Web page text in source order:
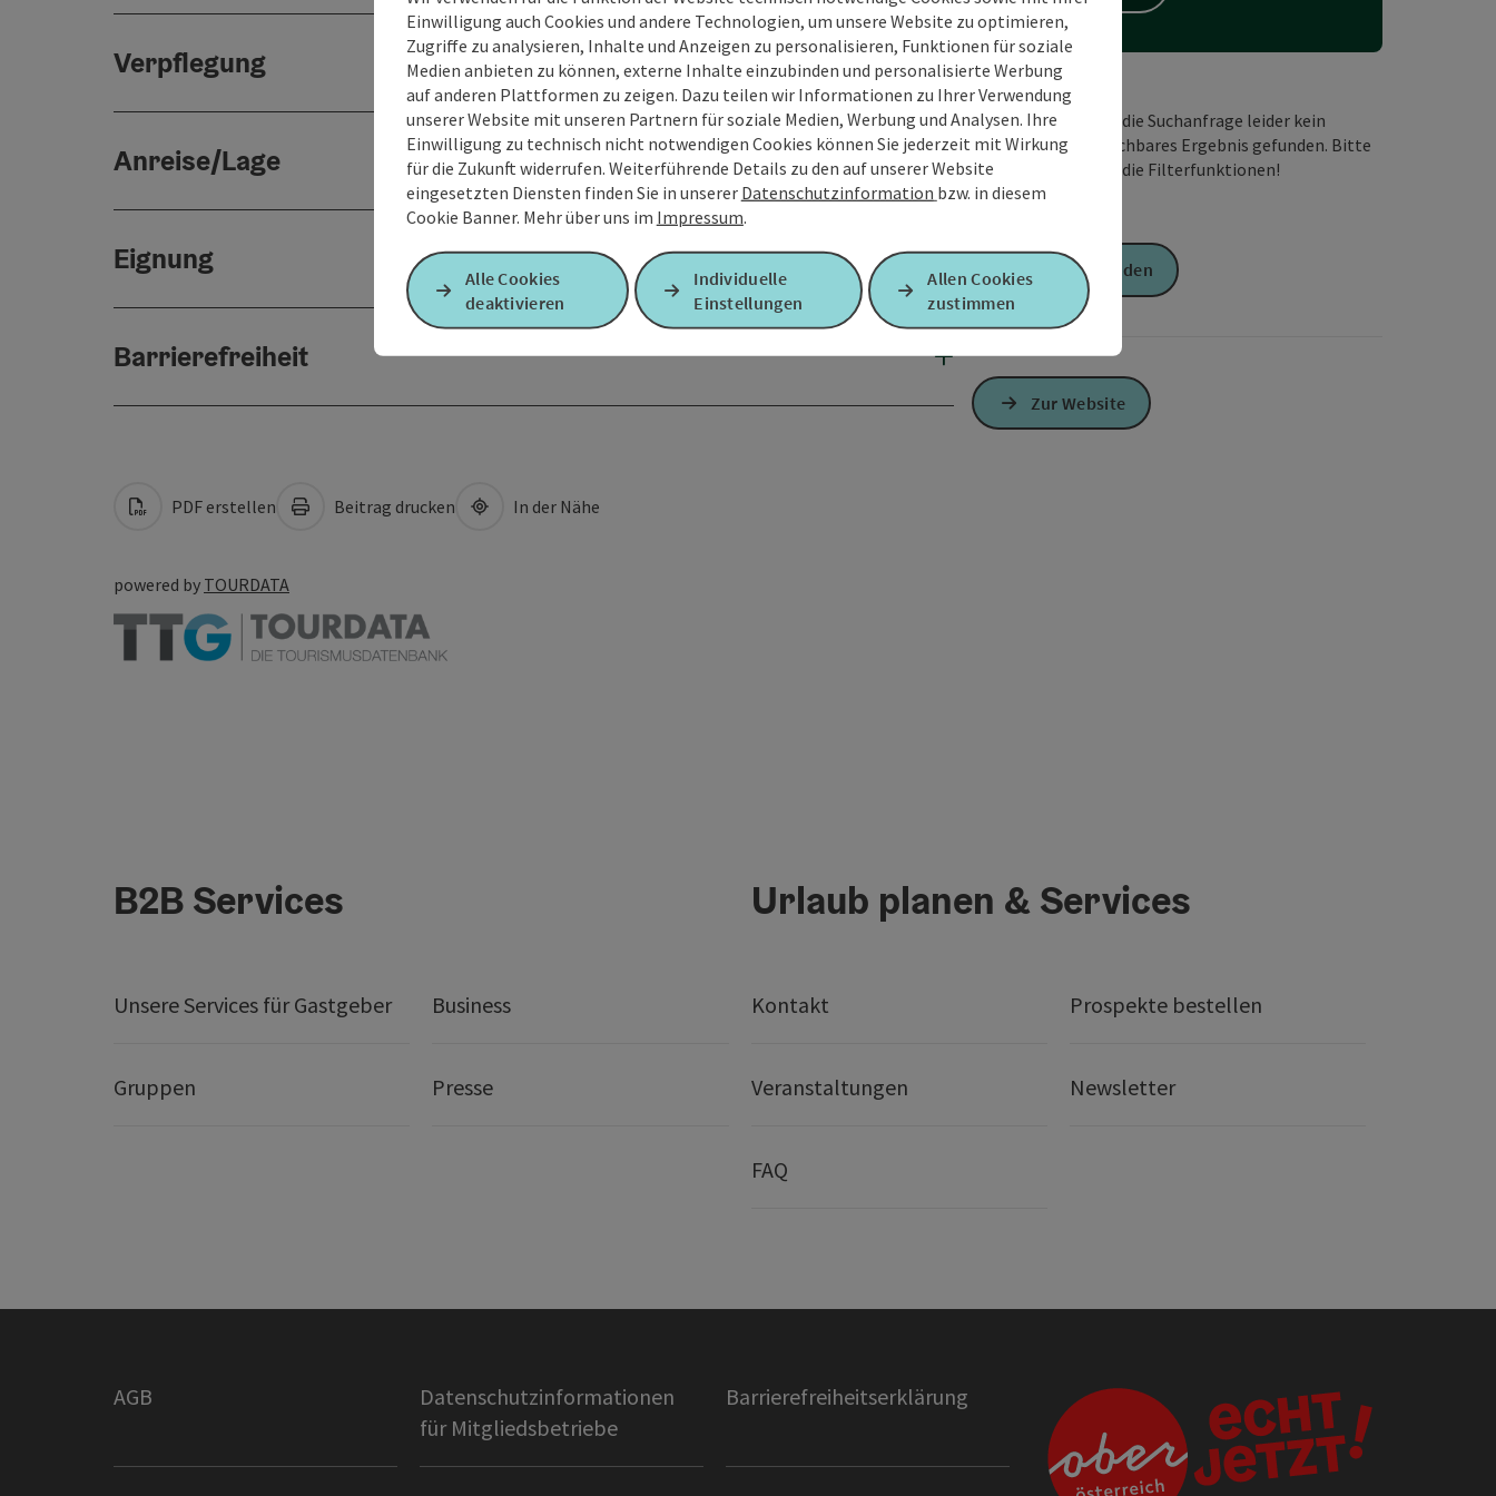
Verpflegung
Anreise/Lage
Eignung
Barrierefreiheit
Wir haben für die Suchanfrage leider kein
passendes buchbares Ergebnis gefunden. Bitte
verändern Sie die Filterfunktionen!
Anfrage senden
Zur Website
PDF erstellen Beitrag drucken In der Nähe
powered by TOURDATA
B2B Services
Unsere Services für Gastgeber Business
Gruppen Presse
Urlaub planen & Services
Kontakt Prospekte bestellen
Veranstaltungen Newsletter
FAQ
AGB
Datenschutzinformationen
für Mitgliedsbetriebe
Barrierefreiheitserklärung
Einwilligung auch Cookies und andere Technologien, um unsere Website zu optimieren,
Zugriffe zu analysieren, Inhalte und Anzeigen zu personalisieren, Funktionen für soziale
Medien anbieten zu können, externe Inhalte einzubinden und personalisierte Werbung
auf anderen Plattformen zu zeigen. Dazu teilen wir Informationen zu Ihrer Verwendung
unserer Website mit unseren Partnern für soziale Medien, Werbung und Analysen. Ihre
Einwilligung zu technisch nicht notwendigen Cookies können Sie jederzeit mit Wirkung
für die Zukunft widerrufen. Weiterführende Details zu den auf unserer Website
eingesetzten Diensten finden Sie in unserer Datenschutzinformation bzw. in diesem
Cookie Banner. Mehr über uns im Impressum.
Alle Cookies
deaktivieren
Individuelle
Einstellungen
Allen Cookies
zustimmen